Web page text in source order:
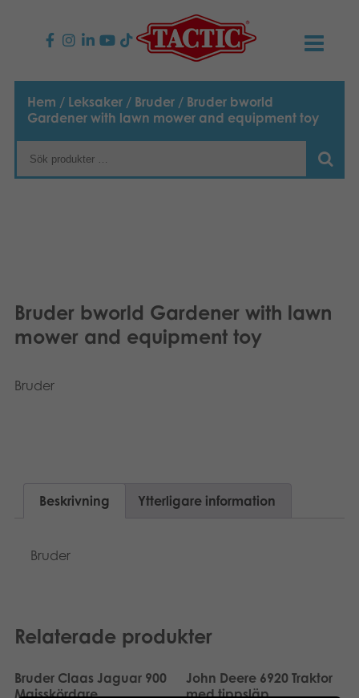
PRODUKTER
Barnspel
Leksaker
TACTIC
Media
Suomi
Hem / Leksaker / Bruder / Bruder bworld
Gardener with lawn mower and equipment toy
Bruder bworld Gardener with lawn
mower and equipment toy
Bruder
Beskrivning Ytterligare information
Bruder
Relaterade produkter
Bruder Claas Jaguar 900
Majsskördare
John Deere 6920 Traktor
med tippsläp